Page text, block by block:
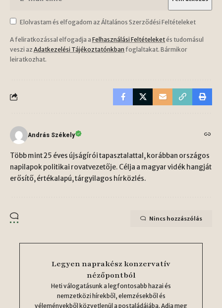
Elolvastam és elfogadom az Általános Szerződési Feltételeket
A feliratkozással elfogadja a Felhasználási Feltételeketés tudomásul
veszi az Adatkezelési Tájékoztatónkban foglaltakat. Bármikor
leiratkozhat.
András Székely
Több mint 25 éves újságírói tapasztalattal, korábban országos
napilapok politikai rovatvezetője. Célja a magyar vidék hangját
erősítő, értékalapú, tárgyilagos hírközlés.
Nincs hozzászólás
Legyen naprakész konzervatív
nézőpontból
Heti válogatásunk a legfontosabb hazai és
nemzetközi hírekből, elemzésekből és
véleményekből közvetlenül a postaládájába. Adja meg